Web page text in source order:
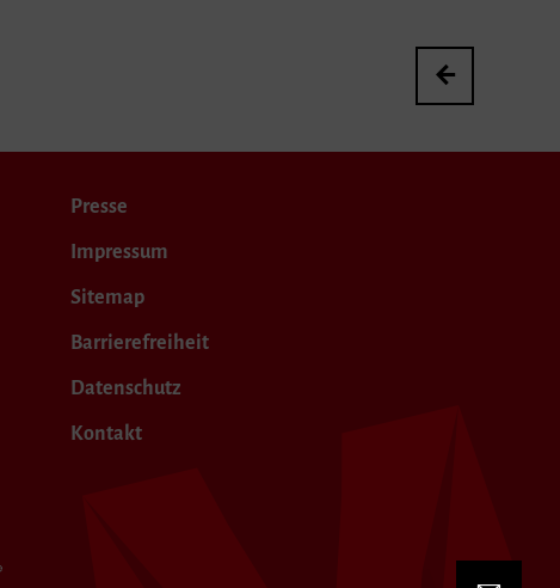
Jesus da Costa
Presse
Impressum
Sitemap
Barrierefreiheit
Datenschutz
Kontakt